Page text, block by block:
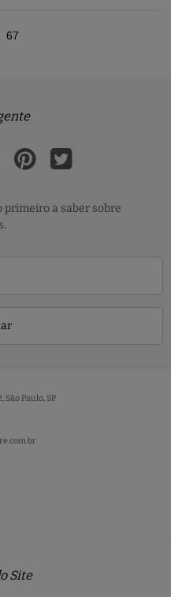
67
primeiro a saber sobre
São Paulo, SP
Site